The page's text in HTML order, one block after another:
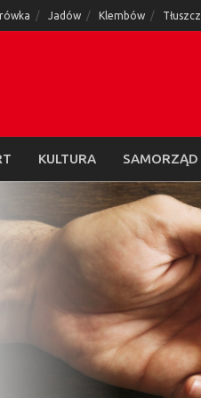
Jadów Klembów Tłuszcz
KULTURA SAMORZĄD